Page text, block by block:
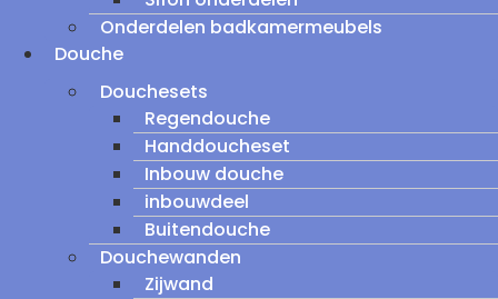
Onderdelen badkamermeubels
Douche
Douchesets
Regendouche
Handdoucheset
Inbouw douche
inbouwdeel
Buitendouche
Douchewanden
Zijwand